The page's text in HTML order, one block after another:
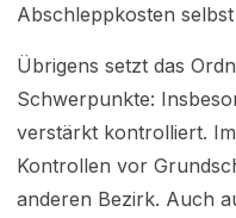
Abschleppkosten
Übrigens setzt das
Schwerpunkte:
verstärkt kontrolliert.
Kontrollen vor
anderen Bezirk. Auch